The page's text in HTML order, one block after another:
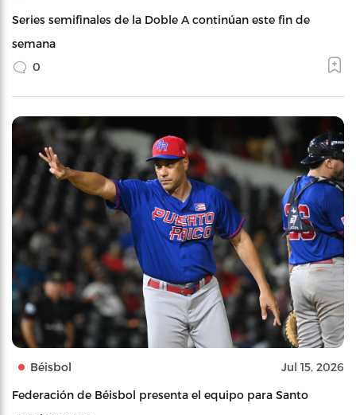
Series semifinales de la Doble A continúan este fin de
semana
0
Béisbol Jul 15, 2026
Federación de Béisbol presenta el equipo para Santo